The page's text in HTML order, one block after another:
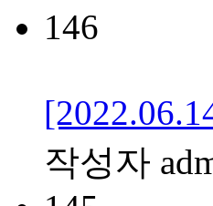
146
작성자